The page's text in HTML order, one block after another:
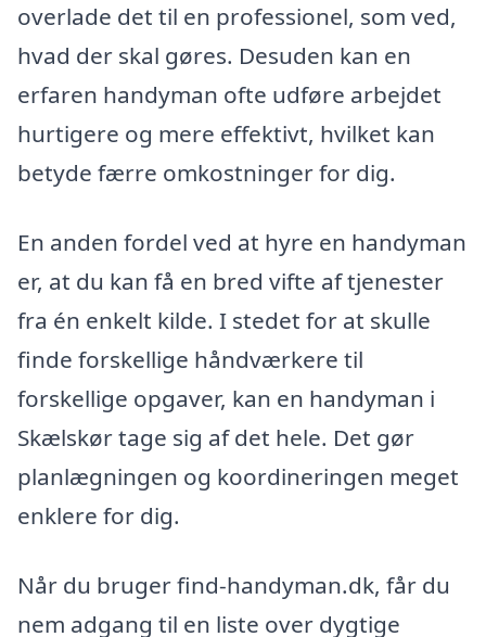
overlade det til en professionel, som ved,
hvad der skal gøres. Desuden kan en
erfaren handyman ofte udføre arbejdet
hurtigere og mere effektivt, hvilket kan
betyde færre omkostninger for dig.
En anden fordel ved at hyre en handyman
er, at du kan få en bred vifte af tjenester
fra én enkelt kilde. I stedet for at skulle
finde forskellige håndværkere til
forskellige opgaver, kan en handyman i
Skælskør tage sig af det hele. Det gør
planlægningen og koordineringen meget
enklere for dig.
Når du bruger find-handyman.dk, får du
nem adgang til en liste over dygtige